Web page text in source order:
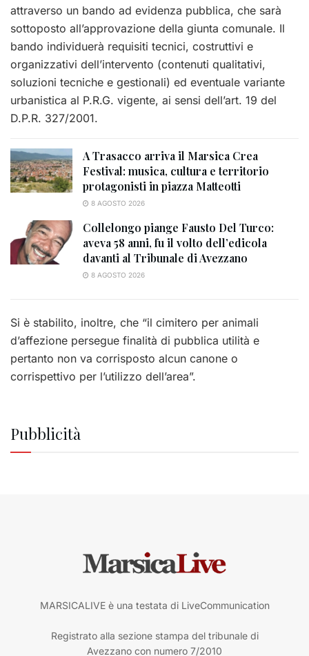
attraverso un bando ad evidenza pubblica, che sarà
sottoposto all’approvazione della giunta comunale. Il
bando individuerà requisiti tecnici, costruttivi e
organizzativi dell’intervento (contenuti qualitativi,
soluzioni tecniche e gestionali) ed eventuale variante
urbanistica al P.R.G. vigente, ai sensi dell’art. 19 del
D.P.R. 327/2001.
A Trasacco arriva il Marsica Crea
Festival: musica, cultura e territorio
protagonisti in piazza Matteotti
8 AGOSTO 2026
Collelongo piange Fausto Del Turco:
aveva 58 anni, fu il volto dell’edicola
davanti al Tribunale di Avezzano
8 AGOSTO 2026
Si è stabilito, inoltre, che “il cimitero per animali
d’affezione persegue finalità di pubblica utilità e
pertanto non va corrisposto alcun canone o
corrispettivo per l’utilizzo dell’area”.
Pubblicità
MARSICALIVE è una testata di LiveCommunication
Registrato alla sezione stampa del tribunale di
Avezzano con numero 7/2010